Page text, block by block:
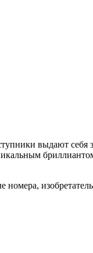
выдают себя